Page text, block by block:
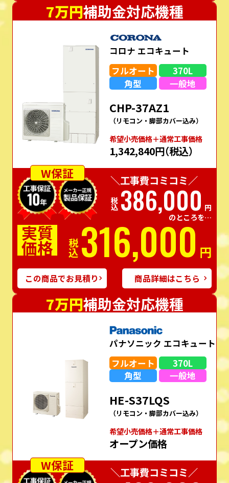
7万円補助金対応機種
コロナ エコキュート
フルオート
370L
角型
一般地
CHP-37AZ1
（リモコン・脚部カバー込み）
希望⼩売価格＋通常⼯事価格
1,342,840円（税込）
W保証
＼工事費コミコミ／
税込 386,000 円
のところを…
実質
価格 税込316,000 円
この商品でお見積り 商品詳細はこちら
7万円補助金対応機種
パナソニック エコキュート
フルオート
370L
角型
一般地
HE-S37LQS
（リモコン・脚部カバー込み）
希望⼩売価格＋通常⼯事価格
オープン価格
W保証 ＼工事費コミコミ／